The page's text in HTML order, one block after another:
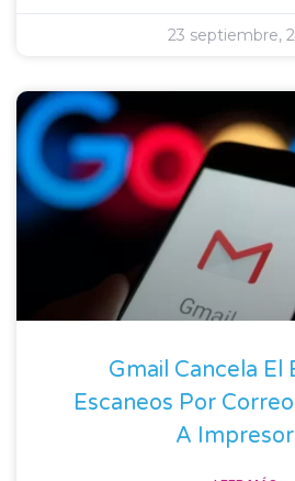
23 septiembre,
Gmail Cancela El
Escaneos Por
A